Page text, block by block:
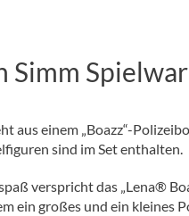
Simm
aus einem „Boazz“-
sind im Set enthalten.
verspricht das „Lena®
ein großes und ein kleines